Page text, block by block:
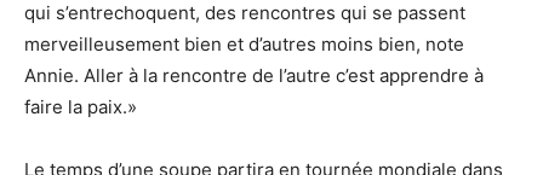
qui s’entrechoquent, des rencontres qui se passent
merveilleusement bien et d’autres moins bien, note
Annie. Aller à la rencontre de l’autre c’est apprendre à
faire la paix.»
Le temps d’une soupe partira en tournée mondiale dans